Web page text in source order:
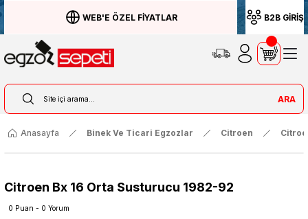
WEB'E ÖZEL FİYATLAR B2B GİRİŞ
ARA
Anasayfa Binek Ve Ticari Egzozlar Citroen
Citroen Bx 16 Orta Susturucu 1982-92
0 Puan - 0 Yorum